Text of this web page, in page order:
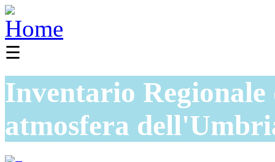
☰
Inventario
atmosfera